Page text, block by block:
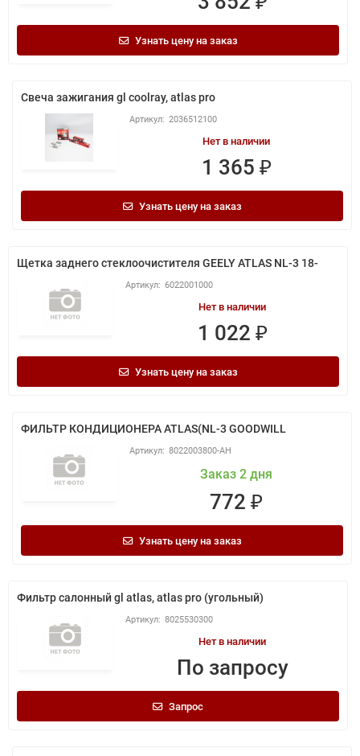
Узнать цену на заказ
Свеча зажигания gl coolray, atlas pro
2036512100
Нет в наличии
1 365 ₽
Узнать цену на заказ
Щетка заднего стеклоочистителя GEELY ATLAS NL-3 18-
6022001000
Нет в наличии
1 022 ₽
Узнать цену на заказ
ФИЛЬТР КОНДИЦИОНЕРА ATLAS(NL-3 GOODWILL
8022003800-АН
Заказ 2 дня
772 ₽
Узнать цену на заказ
Фильтр салонный gl atlas, atlas pro (угольный)
8025530300
Нет в наличии
По запросу
Запрос